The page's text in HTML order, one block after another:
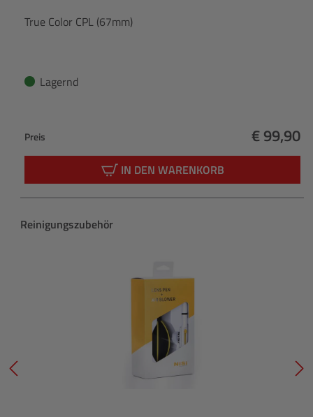
True Color CPL (67mm)
Lagernd
Preis € 99,90
IN DEN WARENKORB
Produktgalerie überspringen
Reinigungszubehör